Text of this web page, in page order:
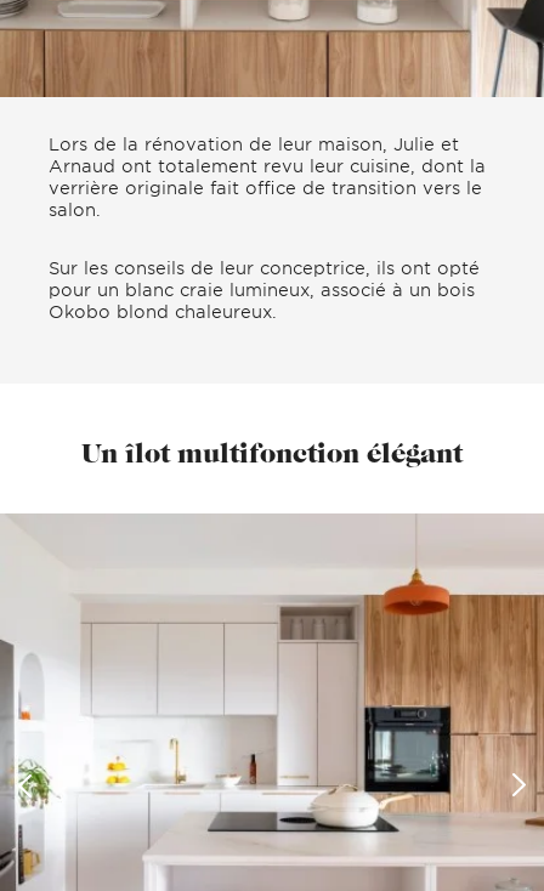
Lors de la rénovation de leur maison, Julie et
Arnaud ont totalement revu leur cuisine, dont la
verrière originale fait office de transition vers le
salon.
Sur les conseils de leur conceptrice, ils ont opté
pour un blanc craie lumineux, associé à un bois
Okobo blond chaleureux.
Un îlot multifonction élégant